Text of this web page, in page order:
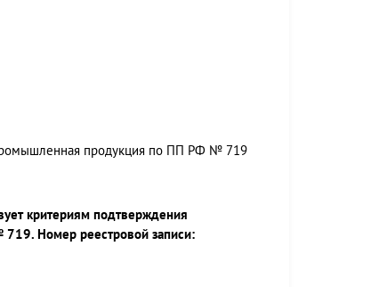
продукция по ПП РФ № 719
критериям подтверждения
719. Номер реестровой записи: